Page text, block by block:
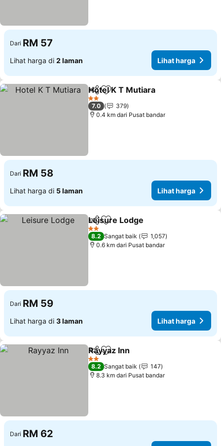
Dari RM 57
Lihat harga di 2 laman Lihat harga
KongsiTambah ke favorit
Hotel K T Mutiara
2 Bintang
7.0
379
0.4 km dari Pusat bandar
Dari RM 58
Lihat harga di 5 laman Lihat harga
KongsiTambah ke favorit
Leisure Lodge
2 Bintang
8.2 Sangat baik
1,057
0.6 km dari Pusat bandar
Dari RM 59
Lihat harga di 3 laman Lihat harga
KongsiTambah ke favorit
Rayyaz Inn
2 Bintang
8.2 Sangat baik
147
8.3 km dari Pusat bandar
Dari RM 62